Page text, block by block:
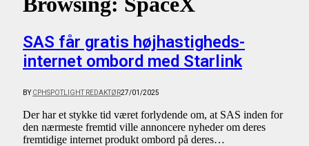
SAS får gratis højhastigheds-
internet ombord med Starlink
BY CPHSPOTLIGHT REDAKTØR27/01/2025
Der har et stykke tid været forlydende om, at SAS inden for
den nærmeste fremtid ville annoncere nyheder om deres
fremtidige internet produkt ombord på deres…